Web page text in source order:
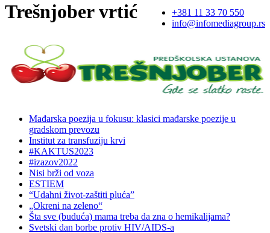
+381 11 33 70 550
info@infomediagroup.rs
Trešnjober vrtić
Mađarska poezija u fokusu: klasici mađarske poezije u
gradskom prevozu
Institut za transfuziju krvi
#KAKTUS2023
#izazov2022
Nisi brži od voza
ESTIEM
“Udahni život-zaštiti pluća”
„Okreni na zeleno“
Šta sve (buduća) mama treba da zna o hemikalijama?
Svetski dan borbe protiv HIV/AIDS-a